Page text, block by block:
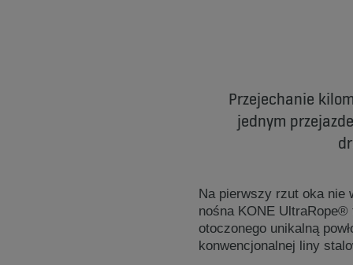
Przejechanie
jednym
Na pierwszy rzut oka nie
nośna KONE UltraRope®
otoczonego unikalną
konwencjonalnej liny